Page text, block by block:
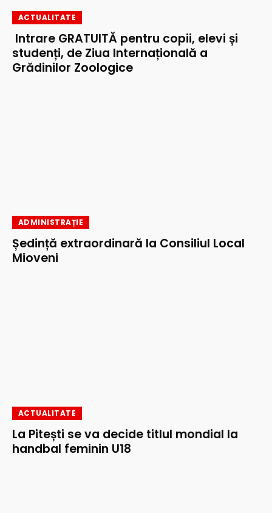
ACTUALITATE
Intrare GRATUITĂ pentru copii, elevi și
studenți, de Ziua Internațională a
Grădinilor Zoologice
ADMINISTRAȚIE
Ședință extraordinară la Consiliul Local
Mioveni
ACTUALITATE
La Pitești se va decide titlul mondial la
handbal feminin U18